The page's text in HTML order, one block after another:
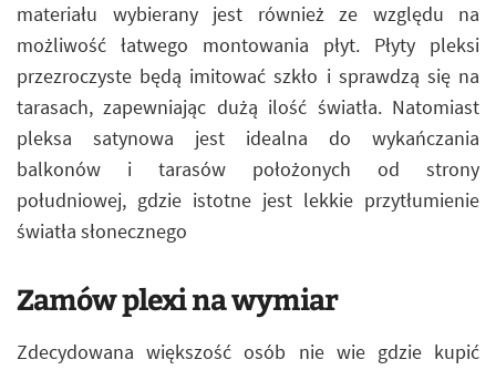
materiału wybierany jest również ze względu na
możliwość łatwego montowania płyt. Płyty pleksi
przezroczyste będą imitować szkło i sprawdzą się na
tarasach, zapewniając dużą ilość światła. Natomiast
pleksa satynowa jest idealna do wykańczania
balkonów i tarasów położonych od strony
południowej, gdzie istotne jest lekkie przytłumienie
światła słonecznego
Zamów plexi na wymiar
Zdecydowana większość osób nie wie gdzie kupić